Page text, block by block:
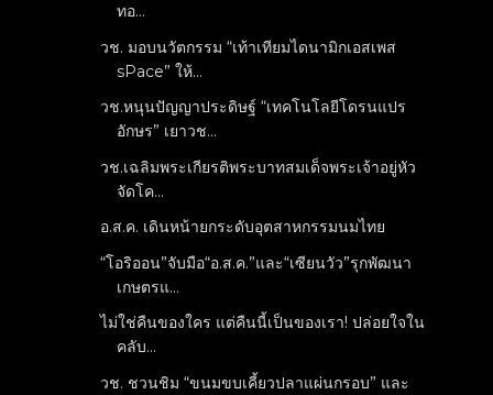
ทอ...
วช. มอบนวัตกรรม “เท้าเทียมไดนามิกเอสเพส
sPace” ให้...
วช.หนุนปัญญาประดิษฐ์ “เทคโนโลยีโดรนแปร
อักษร” เยาวช...
วช.เฉลิมพระเกียรติพระบาทสมเด็จพระเจ้าอยู่หัว
จัดโค...
อ.ส.ค. เดินหน้ายกระดับอุตสาหกรรมนมไทย
“โอริออน”จับมือ“อ.ส.ค.”และ“เซียนวัว”รุกพัฒนา
เกษตรแ...
ไม่ใช่คืนของใคร แต่คืนนี้เป็นของเรา! ปล่อยใจใน
คลับ...
วช. ชวนชิม “ขนมขบเคี้ยวปลาแผ่นกรอบ” และ